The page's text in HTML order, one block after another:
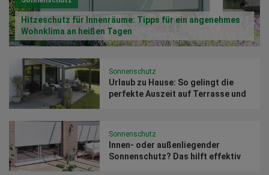
Hitzeschutz für Innenräume: Tipps für ein angenehmes
Wohnklima an heißen Tagen
Sonnenschutz
Urlaub zu Hause: So gelingt die
perfekte Auszeit auf Terrasse und
Sonnenschutz
Innen- oder außenliegender
Sonnenschutz? Das hilft effektiv